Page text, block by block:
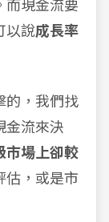
而現金流要
以說成長率
的，我們找
金流來決
市場上卻較
估，或是市